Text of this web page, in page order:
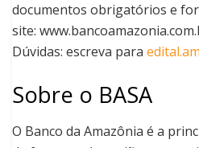
documentos obrigatórios e
site:
Dúvidas: escreva para
Sobre o BASA
O Banco da Amazônia é a